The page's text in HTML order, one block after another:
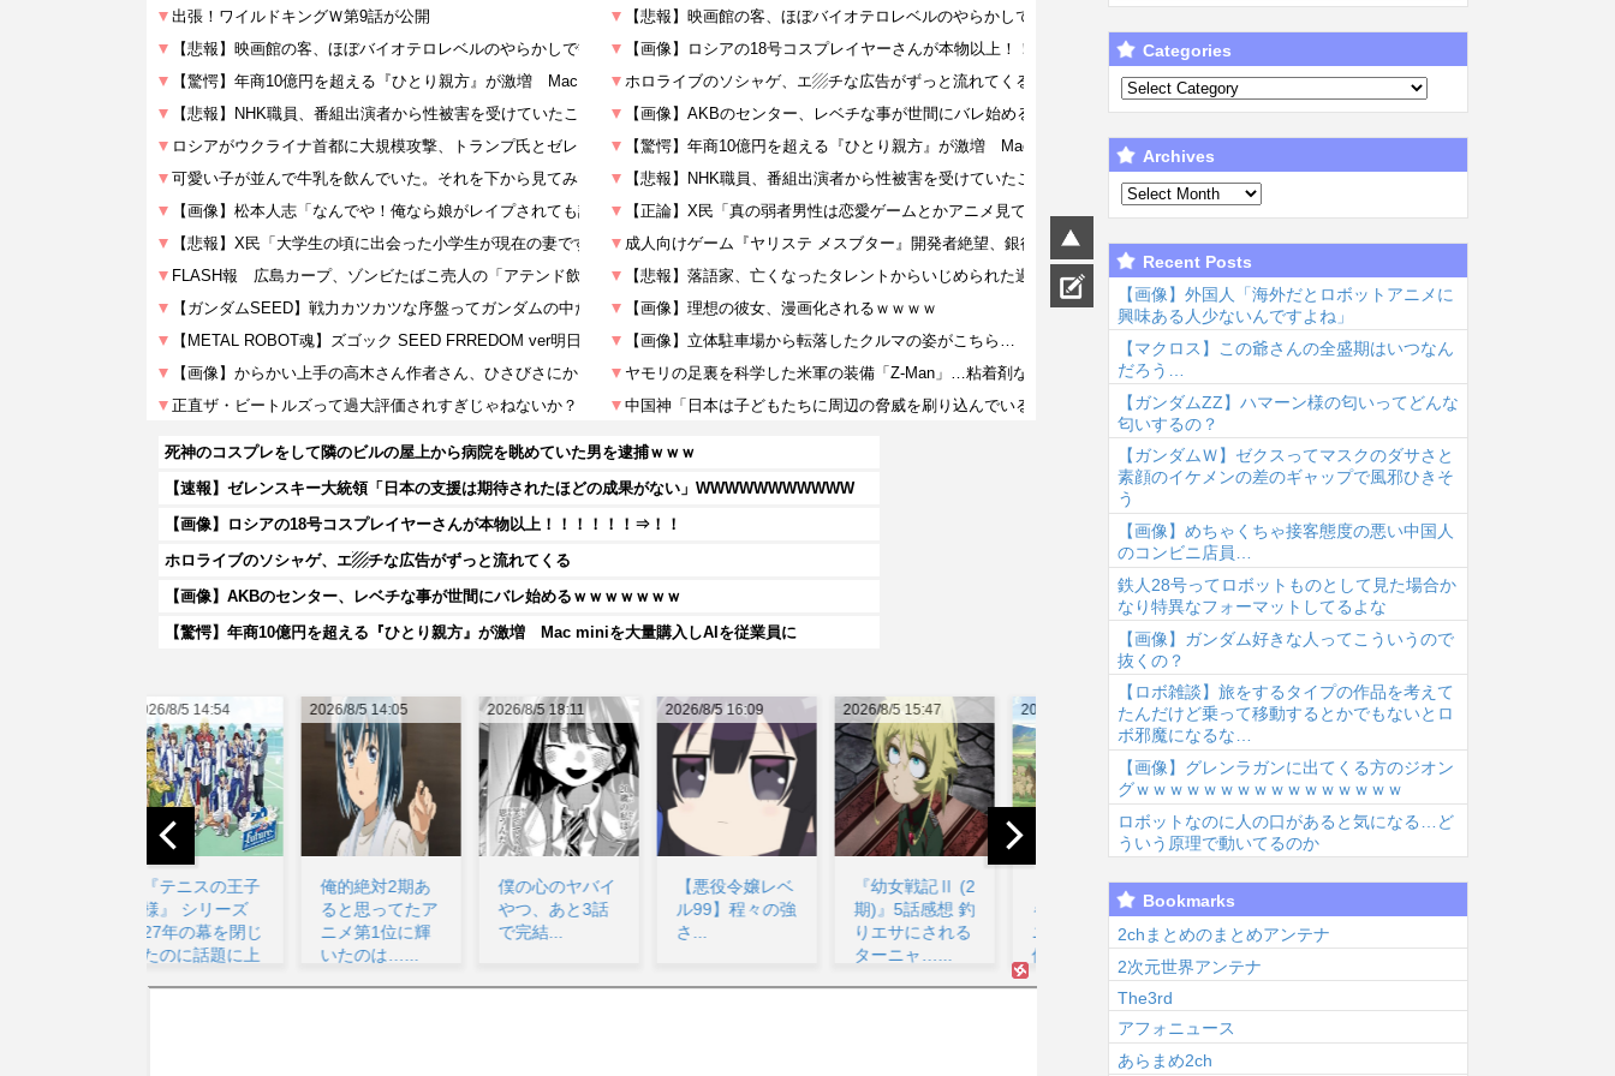
死神のコスプレをして隣のビルの屋上から病院を眺めていた男を逮捕ｗｗｗ
【速報】ゼレンスキー大統領「日本の支援は期待されたほどの成果がない」WWWWWWWWWWW
【画像】ロシアの18号コスプレイヤーさんが本物以上！！！！！！⇒！！
ホロライブのソシャゲ、エ▨チな広告がずっと流れてくる
【画像】AKBのセンター、レベチな事が世間にバレ始めるｗｗｗｗｗｗｗ
【驚愕】年商10億円を超える『ひとり親方』が激増 Mac miniを大量購入しAIを従業員に
2026/8/5 18:11
僕の心のヤバイ
やつ、あと3話
で完結...
2026/8/5 16:09
【悪役令嬢レベ
ル99】程々の強
さ...
2026/8/5 15:47
『幼女戦記Ⅱ (2
期)』5話感想 釣
2026/8/5 15:05
【天幕】考証ち
ゃんとしてるア
ニメスタッフは
偉いな...
2026/8/5 14:56
【画像】泉「セ
ラス！開けてく
れ！セラァ
ス!!」【ラブラ
イブ！...
2026/8/5 14:55
【加賀五彩】梢
選択肢になる
【ラブライブ！
蓮ノ空...
2026/8/5 14:55
【画像】ペスト
蓮ノ空】...
2026/8/5 14:05
俺的絶対2期あ
ると思ってたア
ニメ第1位に輝
いたのは…...
Categories
Archives
Recent Posts
【画像】外国人「海外だとロボットアニメに
興味ある人少ないんですよね」
【マクロス】この爺さんの全盛期はいつなん
だろう…
【ガンダムΖΖ】ハマーン様の匂いってどんな
匂いするの？
【ガンダムＷ】ゼクスってマスクのダサさと
素顔のイケメンの差のギャップで風邪ひきそ
う
【画像】めちゃくちゃ接客態度の悪い中国人
のコンビニ店員…
鉄人28号ってロボットものとして見た場合か
なり特異なフォーマットしてるよな
【画像】ガンダム好きな人ってこういうので
抜くの？
【ロボ雑談】旅をするタイプの作品を考えて
たんだけど乗って移動するとかでもないとロ
ボ邪魔になるな…
【画像】グレンラガンに出てくる方のジオン
グｗｗｗｗｗｗｗｗｗｗｗｗｗｗｗｗ
ロボットなのに人の口があると気になる…ど
ういう原理で動いてるのか
Bookmarks
2chまとめのまとめアンテナ
2次元世界アンテナ
The3rd
アフォニュース
あらまめ2ch